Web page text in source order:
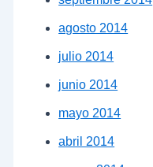
agosto 2014
julio 2014
junio 2014
mayo 2014
abril 2014